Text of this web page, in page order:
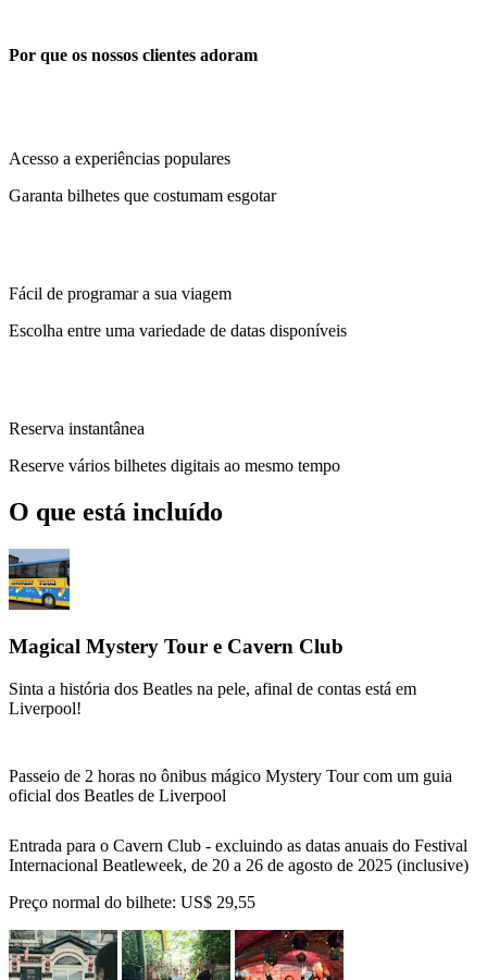
Por que os nossos clientes adoram
Acesso a experiências populares
Garanta bilhetes que costumam esgotar
Fácil de programar a sua viagem
Escolha entre uma variedade de datas disponíveis
Reserva instantânea
Reserve vários bilhetes digitais ao mesmo tempo
O que está incluído
Magical Mystery Tour e Cavern Club
Sinta a história dos Beatles na pele, afinal de contas está em
Liverpool!
Passeio de 2 horas no ônibus mágico Mystery Tour com um guia
oficial dos Beatles de Liverpool
Entrada para o Cavern Club - excluindo as datas anuais do Festival
Internacional Beatleweek, de 20 a 26 de agosto de 2025 (inclusive)
Preço normal do bilhete: US$ 29,55